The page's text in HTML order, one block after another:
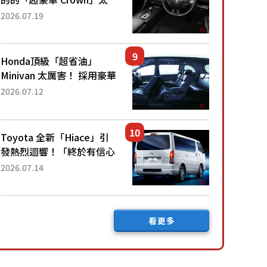
厲害了！採用由「匠人技
運動化「底盤設定」！還配
備專屬豪華...
2026.07.19
Honda頂級「超省油」
Minivan 太厲害！ 採用豪華
「真皮座椅」與專屬「黑色
公里，兼具優異節能表現與
舒適「三...
2026.07.12
Toyota 全新「Hiace」引
發熱烈迴響！「終於有信心
下訂了！」「哪個等級交車
後竟然還要等「超過半年」
2026.07.14
看更多